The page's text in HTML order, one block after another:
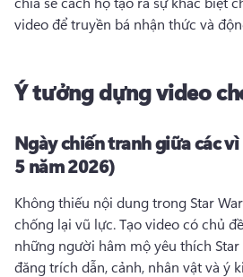
video để truyền bá nhận thức và
Ý tưởng dựng video
Ngày chiến tranh giữa các
5 năm 2026)
Không thiếu nội dung trong Star
chống lại vũ lực. Tạo video có chủ
những người hâm mộ yêu thích
đăng trích dẫn, cảnh, nhân vật và ý